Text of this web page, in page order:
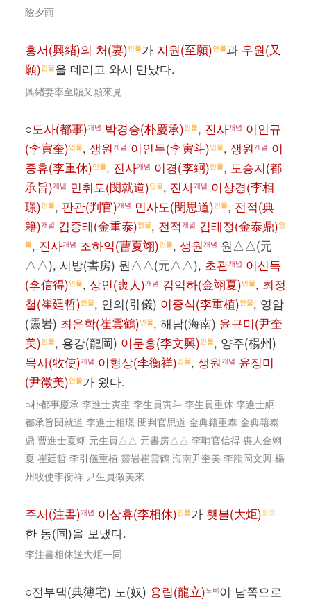
陰夕雨
흥서(興緖)의 처(妻)인물가 지원(至願)인물과 우원(又
願)인물을 데리고 와서 만났다.
興緖妻率至願又願來見
○도사(都事)개념 박경승(朴慶承)인물, 진사개념 이인규
(李寅奎)인물, 생원 개념 이인두(李寅斗)인물, 생원 개념 이
중휴(李重休)인물, 진사개념 이경(李絅)인물, 도승지(都
承旨)개념 민취도(閔就道)인물, 진사개념 이상경(李相
璟)인물, 판관(判官)개념 민사도(閔思道)인물, 전적(典
籍)개념 김중태(金重泰)인물, 전적 개념 김태정(金泰鼎)인
물, 진사개념 조하익(曹夏翊)인물, 생원 개념 원△△(元
△△), 서방(書房) 원△△(元△△), 초관개념 이신득
(李信得)인물, 상인(喪人)개념 김익하(金翊夏)인물, 최정
철(崔廷哲)인물, 인의(引儀) 이중식(李重植)인물, 영암
(靈岩) 최운학(崔雲鶴)인물, 해남(海南) 윤규미(尹奎
美)인물, 용강(龍岡) 이문흥(李文興)인물, 양주(楊州)
목사(牧使)개념 이형상(李衡祥)인물, 생원 개념 윤징미
(尹徵美)인물가 왔다.
○朴都事慶承 李進士寅奎 李生員寅斗 李生員重休 李進士絅
都承旨閔就道 李進士相璟 閔判官思道 金典籍重泰 金典籍泰
鼎 曹進士夏翊 元生員△△ 元書房△△ 李哨官信得 喪人金翊
夏 崔廷哲 李引儀重植 靈岩崔雲鶴 海南尹奎美 李龍岡文興 楊
州牧使李衡祥 尹生員徵美來
주서(注書)개념 이상휴(李相休)인물가 횃불(大炬)물품
한 동(同)을 보냈다.
李注書相休送大炬一同
○전부댁(典簿宅) 노(奴) 용립(龍立)노비이 남쪽으로